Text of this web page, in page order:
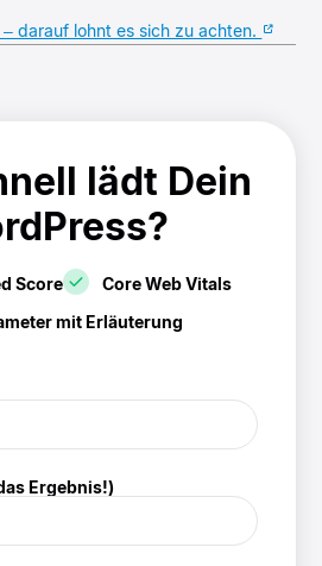
darauf lohnt es sich zu achten.
lädt Dein
Score
Core Web Vitals
mit Erläuterung
Ergebnis!)